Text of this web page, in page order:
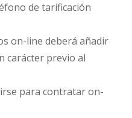
de tarificación
on-line deberá añadir
carácter previo al
para contratar on-